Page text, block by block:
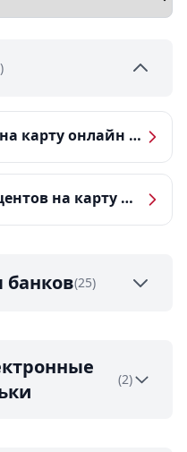
Срочный микрозайм на карту онлайн — получить деньги за 5 минут
Микрозаймы без процентов на карту — ТОП-10 за 2026 год
(25)
(2)